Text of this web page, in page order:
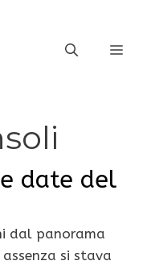
date del
dal panorama
si stava